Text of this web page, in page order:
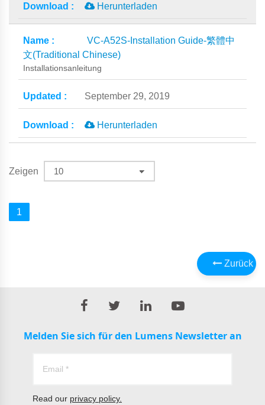
Herunterladen
VC-A52S-Installation Guide-繁體中
文(Traditional Chinese)
Installationsanleitung
September 29, 2019
Herunterladen
Zeigen
1
Zurück
Melden Sie sich für den Lumens Newsletter an
Read our privacy policy.